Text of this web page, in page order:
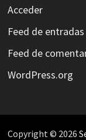
Acceder
Feed de entradas
Feed de
WordPress.org
Copyright © 2026